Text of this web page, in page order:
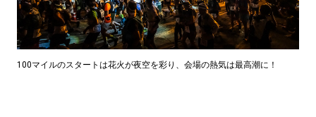
100マイルのスタートは花火が夜空を彩り、会場の熱気は最高潮に！